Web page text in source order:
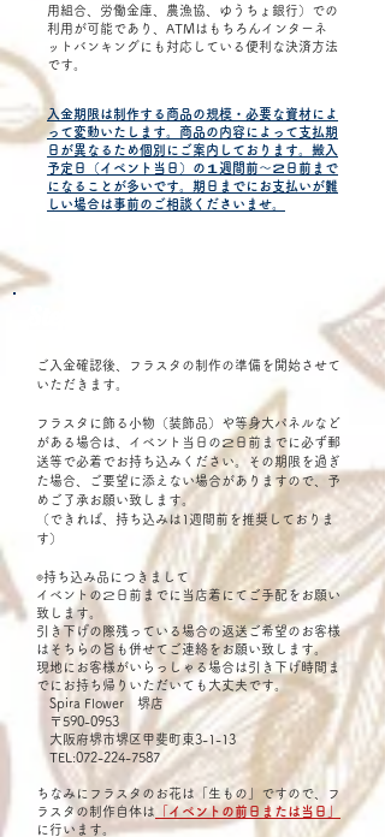
用組合、労働金庫、農漁協、ゆうちょ銀行）での
利用が可能であり、ATMはもちろんインターネ
ットバンキングにも対応している便利な決済方法
です。
入金期限は制作する商品の規模・必要な資材によ
って変動いたします。商品の内容によって支払期
日が異なるため個別にご案内しております。搬入
予定日（イベント当日）の１週間前〜２日前まで
になることが多いです。期日までにお支払いが難
しい場合は事前のご相談くださいませ。
ご入金確認後、フラスタの制作の準備を開始させて
いただきます。
フラスタに飾る小物（装飾品）や等身大パネルなど
がある場合は、イベント当日の２日前までに必ず郵
送等で必着でお持ち込みください。その期限を過ぎ
た場合、ご要望に添えない場合がありますので、予
めご了承お願い致します。
（できれば、持ち込みは1週間前を推奨しておりま
す）
◎持ち込み品につきまして
イベントの２日前までに当店着にてご手配をお願い
致します。
引き下げの際残っている場合の返送ご希望のお客様
はそちらの旨も併せてご連絡をお願い致します。
現地にお客様がいらっしゃる場合は引き下げ時間ま
でにお持ち帰りいただいても大丈夫です。
Spira Flower 堺店
〒590-0953
大阪府堺市堺区甲斐町東3-1-13
TEL:072-224-7587
ちなみにフラスタのお花は「生もの」ですので、フ
ラスタの制作自体は 「イベントの前日または当日」
に行います。